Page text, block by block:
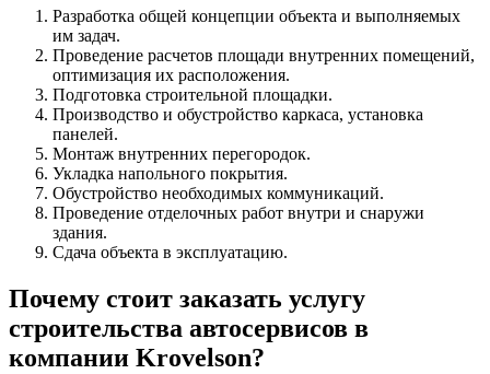
Разработка общей концепции объекта и выполняемых
им задач.
Проведение расчетов площади внутренних помещений,
оптимизация их расположения.
Подготовка строительной площадки.
Производство и обустройство каркаса, установка
панелей.
Монтаж внутренних перегородок.
Укладка напольного покрытия.
Обустройство необходимых коммуникаций.
Проведение отделочных работ внутри и снаружи
здания.
Сдача объекта в эксплуатацию.
Почему стоит заказать услугу
строительства автосервисов в
компании Krovelson?